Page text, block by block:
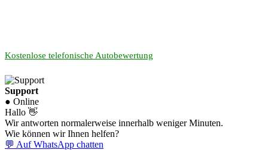
Kostenlose telefonische Autobewertung
Support
● Online
Hallo 👋
Wir antworten normalerweise innerhalb weniger Minuten.
Wie können wir Ihnen helfen?
💬 Auf WhatsApp chatten